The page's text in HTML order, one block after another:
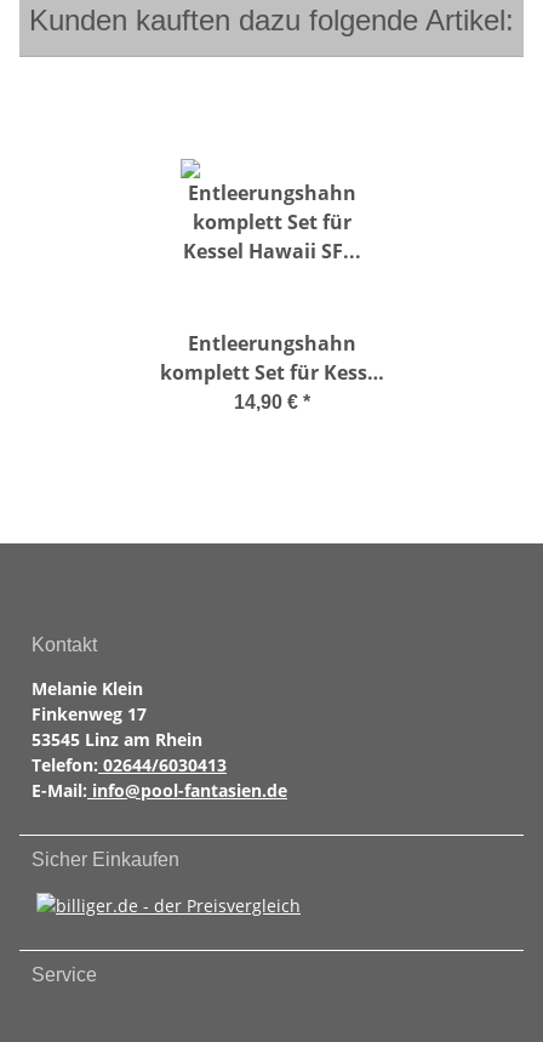
Kunden kauften dazu folgende Artikel:
Entleerungshahn
komplett Set für Kessel
Hawaii SF 400/500/600,
14,90 € *
Kontakt
Melanie Klein
Finkenweg 17
53545 Linz am Rhein
Telefon: 02644/6030413
E-Mail: info@pool-fantasien.de
Sicher Einkaufen
Service